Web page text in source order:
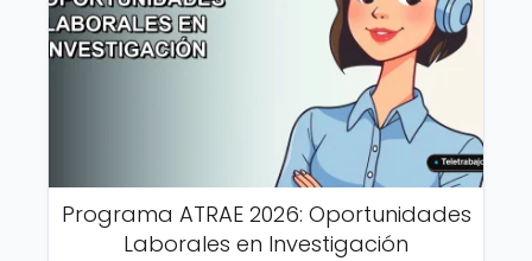
Programa ATRAE 2026: Oportunidades
Laborales en Investigación